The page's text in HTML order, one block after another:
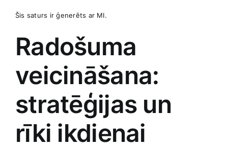
Šis saturs ir ģenerēts ar MI.
Radošuma
veicināšana:
stratēģijas un
rīki ikdienai